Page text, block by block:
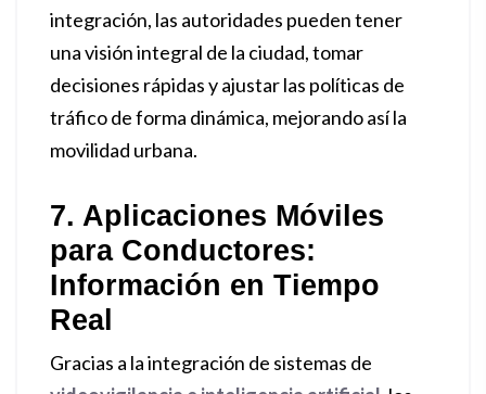
integración, las autoridades pueden tener
una visión integral de la ciudad, tomar
decisiones rápidas y ajustar las políticas de
tráfico de forma dinámica, mejorando así la
movilidad urbana.
7. Aplicaciones Móviles
para Conductores:
Información en Tiempo
Real
Gracias a la integración de sistemas de